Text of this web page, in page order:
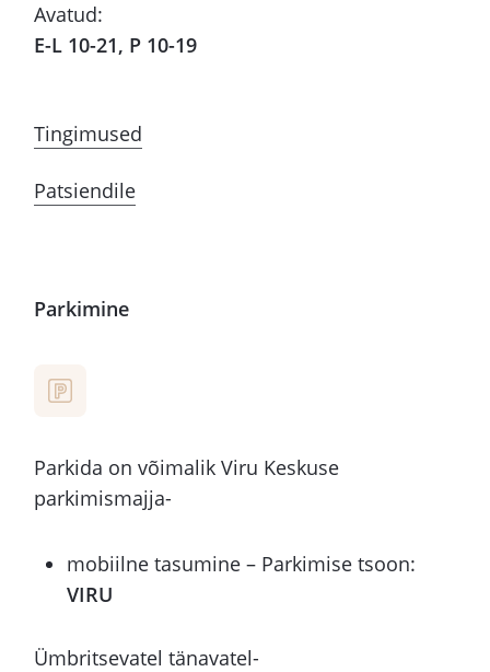
Avatud:
E-L 10-21, P 10-19
Tingimused
Patsiendile
Parkimine
Parkida on võimalik Viru Keskuse
parkimismajja-
mobiilne tasumine – Parkimise tsoon:
VIRU
Ümbritsevatel tänavatel-